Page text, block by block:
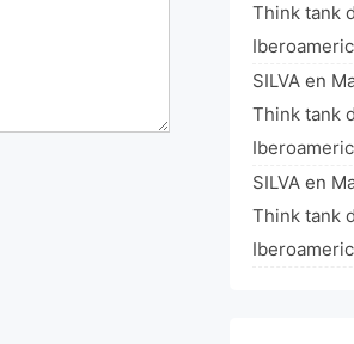
Think tank
SILVA en
Think tank
SILVA en
Think tank